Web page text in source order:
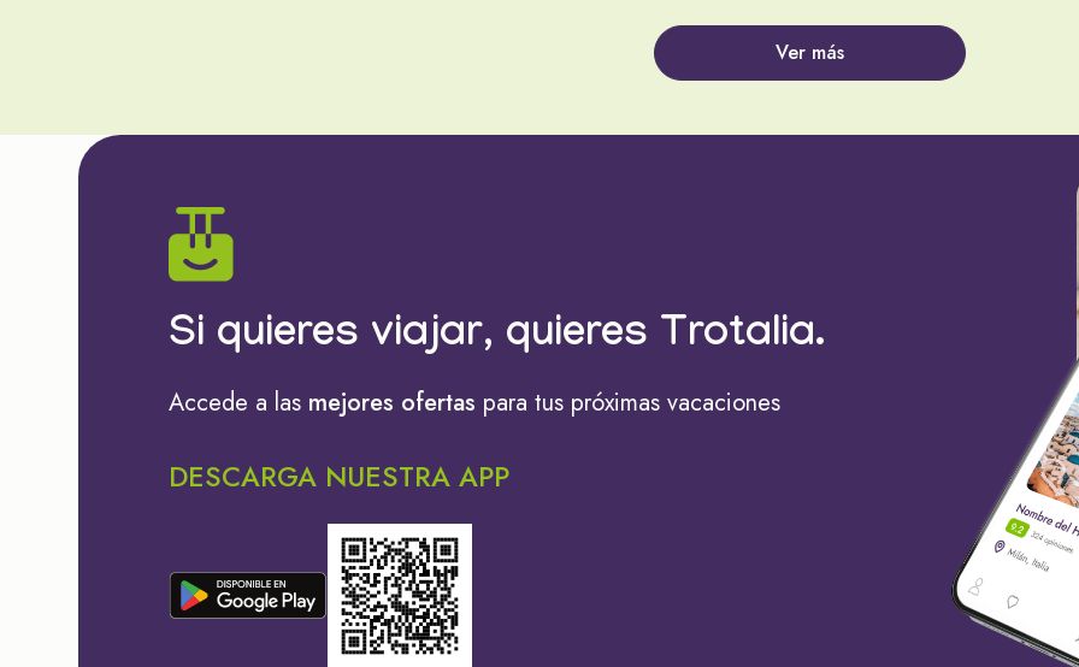
Ver más
Si quieres viajar, quieres Trotalia.
Accede a las mejores ofertas para tus próximas vacaciones
DESCARGA NUESTRA APP